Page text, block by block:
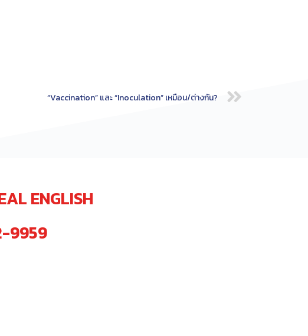
“Vaccination” และ “Inoculation” เหมือน/ต่างกัน?
ENGLISH
9959